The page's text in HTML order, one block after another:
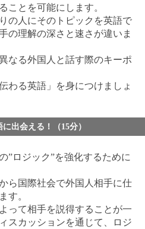
ことを可能にします。
の人にそのトピックを英語で
の理解の深さと速さが違いま
なる外国人と話す際のキーポ
わる英語」を身につけましょ
出会える！（15分）
”ロジック”を強化するために
ら国際社会で外国人相手に仕
す。
って相手を説得することが一
スカッションを通じて、ロジ